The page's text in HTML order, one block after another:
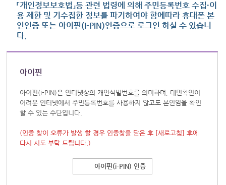
「개인정보보호법」등 관련 법령에 의해 주민등록번호 수집·이
용 제한 및 기수집한 정보를 파기하여야 함에따라 휴대폰 본
인인증 또는 아이핀(I-PIN)인증으로 로그인 하실 수 있습니
다.
아이핀
아이핀(i-PIN)은 인터넷상의 개인식별번호를 의미하며, 대면확인이
어려운 인터넷에서 주민등록번호를 사용하지 않고도 본인임을 확인
할 수 있는 수단입니다.
(인증 창이 오류가 발생 할 경우 인증창을 닫은 후 [새로고침] 후에
다시 시도 부탁 드립니다.)
아이핀(i-PIN) 인증